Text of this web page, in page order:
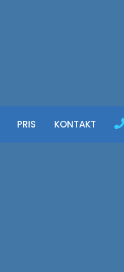
PRIS KONTAKT